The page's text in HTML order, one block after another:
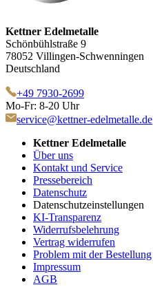
Kettner Edelmetalle
Schönbühlstraße 9
78052 Villingen-Schwenningen
Deutschland
+49 7930-2699
Mo-Fr: 8-20 Uhr
service@kettner-edelmetalle.de
Kettner Edelmetalle
Über uns
Kontakt und Service
Pressebereich
Datenschutz
Datenschutzeinstellungen
KI-Transparenz
Widerrufsbelehrung
Vertrag widerrufen
Problem mit der Bestellung
Impressum
AGB